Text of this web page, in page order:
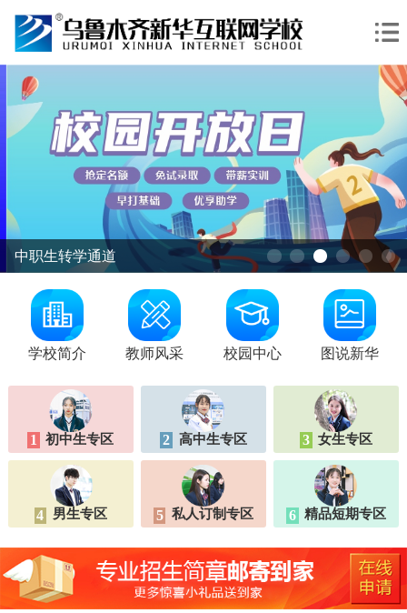
校园开放日
学校简介 教师风采 校园中心 图说新华
1 初中生专区 2 高中生专区 3 女生专区
4 男生专区 5 私人订制专区 6 精品短期专区
怕合*丁 AI新媒体与无人机应用 咨询学费
张* 乌鲁木齐 智慧交通 咨询学费
乌鲁木齐 AI家装艺术与动漫设计 咨询学费
阿布都* 智能制造与工业机器人 咨询学费
巴合*提 乌鲁木齐 AI新媒体电商运营 咨询学费
张* 吐鲁番 智能制造与工业机器人 咨询学费
刘*伟 AI家装艺术与动漫设计 咨询学费